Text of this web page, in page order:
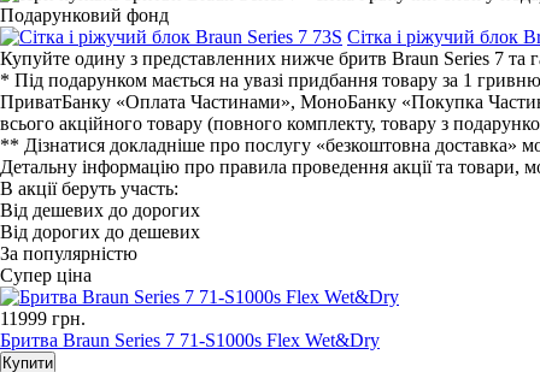
Подарунковий фонд
Сітка і ріжучий блок
Купуйте одину з представленних нижче бритв Braun Series 7 та
* Під подарунком мається на увазі придбання товару за 1
ПриватБанку «Оплата Частинами», МоноБанку «Покупка
всього акційного товару (повного комплекту, товару з
** Дізнатися докладніше про послугу «безкоштовна доставка»
Детальну інформацію про правила проведення акції та товари,
В акції беруть участь:
Від дешевих до дорогих
Від дорогих до дешевих
За популярністю
Супер ціна
11999 грн.
Бритва Braun Series 7 71-S1000s Flex Wet&Dry